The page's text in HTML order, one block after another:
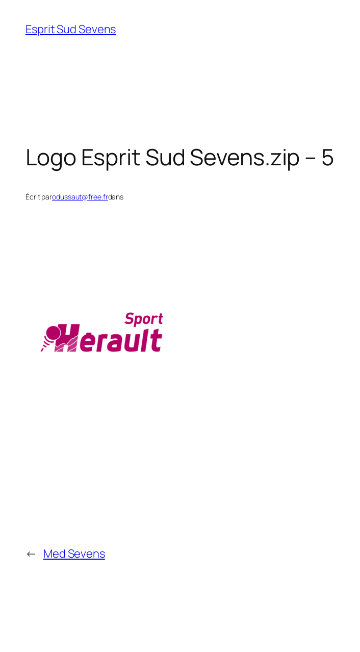
Esprit Sud Sevens
Logo Esprit Sud Sevens.zip – 5
Écrit parodussaut@free.frdans
← Med Sevens